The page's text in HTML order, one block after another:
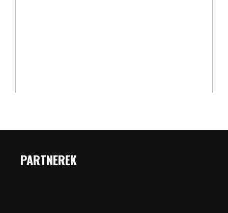
PARTNEREK